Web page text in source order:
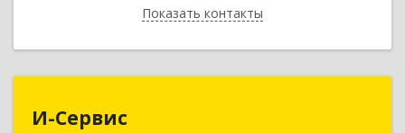
Показать контакты
Назад
И-Сервис